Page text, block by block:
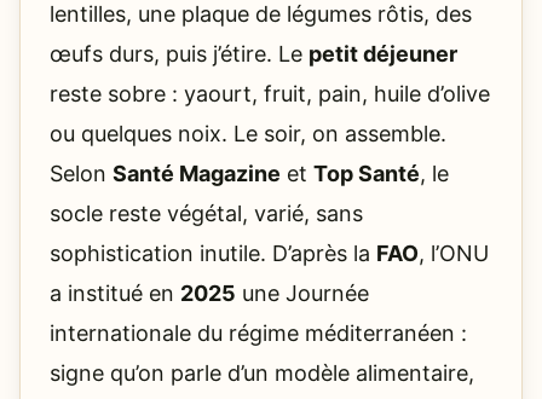
lentilles, une plaque de légumes rôtis, des
œufs durs, puis j’étire. Le petit déjeuner
reste sobre : yaourt, fruit, pain, huile d’olive
ou quelques noix. Le soir, on assemble.
Selon Santé Magazine et Top Santé, le
socle reste végétal, varié, sans
sophistication inutile. D’après la FAO, l’ONU
a institué en 2025 une Journée
internationale du régime méditerranéen :
signe qu’on parle d’un modèle alimentaire,